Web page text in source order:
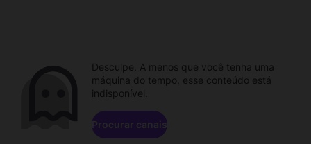
Desculpe. A menos que você tenha uma
máquina do tempo, esse conteúdo está
indisponível.
Procurar canais